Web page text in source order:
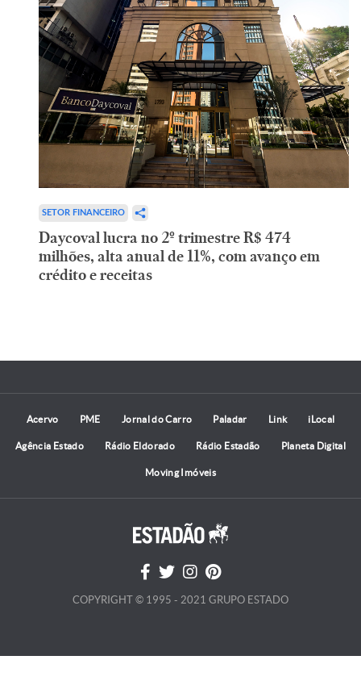
SETOR FINANCEIRO
Daycoval lucra no 2º trimestre R$ 474
milhões, alta anual de 11%, com avanço em
crédito e receitas
Acervo PME Jornal do Carro Paladar Link iLocal
Agência Estado Rádio Eldorado Rádio Estadão Planeta Digital
Moving Imóveis
COPYRIGHT © 1995 - 2021 GRUPO ESTADO